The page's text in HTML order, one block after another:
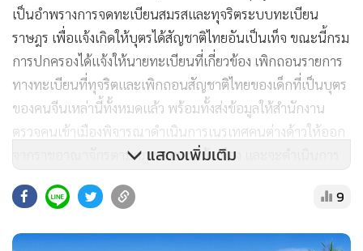
เป็นอำพรางการจดทะเบียนสมรสและทุจริตระบบทะเบียน
ราษฎร เพื่อแจ้งเกิดให้บุตรได้สัญชาติไทยอันเป็นเท็จ ขณะนี้กรม
การปกครองได้แจ้งให้นายทะเบียนที่เกี่ยวข้อง เพิกถอนรายการ
ทางทะเบียนที่ทุจริตและเพิกถอนสัญชาติไทยของเด็กที่เป็นบุตร
ของคนจีนเหล่านี้ทั้งหมดแล้ว พร้อมทั้งส่งข้อมูลให้สำนักงาน
ตรวจคนเข้าเมืองพิจารณาดำเนินการเนรเทศคนต่างด้าวให้ออก
จากราชอาณาจักรตามกฎหมายคนเข้าเมือง และจะดำเนินการ
ส่วนเกี่ยวข้องกับรายการทางทะเบียนที่เป็นเท็จเพื่อดำเนินการ
แสดงเพิ่มเติม
9